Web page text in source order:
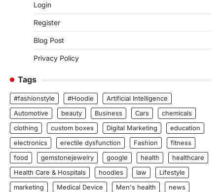
Login
Register
Blog Post
Privacy Policy
Tags
#fashionstyle #Hoodie
Artificial Intelligence
Automotive
beauty Business Cars
chemicals
clothing
custom boxes Digital Marketing
education
electronics
erectile dysfunction Fashion
fitness
food
gemstonejewelry google health
healthcare
Health Care & Hospitals
hoodies law
Lifestyle
marketing
Medical Device Men's health
news